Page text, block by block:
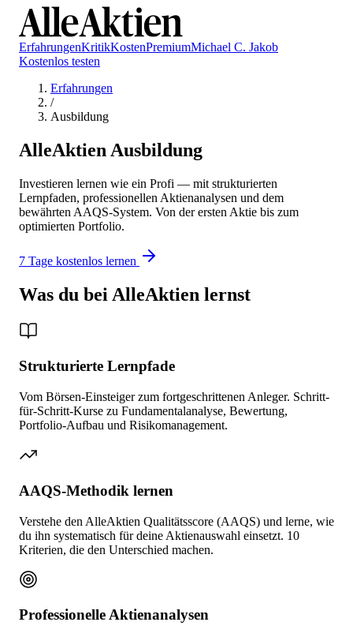
ErfahrungenKritikKostenPremiumMichael C. Jakob
Kostenlos testen
Erfahrungen
/
Ausbildung
AlleAktien Ausbildung
Investieren lernen wie ein Profi — mit strukturierten
Lernpfaden, professionellen Aktienanalysen und dem
bewährten AAQS-System. Von der ersten Aktie bis zum
optimierten Portfolio.
7 Tage kostenlos lernen
Was du bei AlleAktien lernst
Strukturierte Lernpfade
Vom Börsen-Einsteiger zum fortgeschrittenen Anleger. Schritt-
für-Schritt-Kurse zu Fundamentalanalyse, Bewertung,
Portfolio-Aufbau und Risikomanagement.
AAQS-Methodik lernen
Verstehe den AlleAktien Qualitätsscore (AAQS) und lerne, wie
du ihn systematisch für deine Aktienauswahl einsetzt. 10
Kriterien, die den Unterschied machen.
Professionelle Aktienanalysen